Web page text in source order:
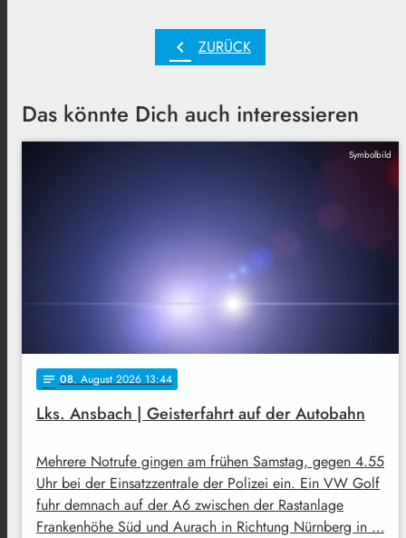
chevron_left ZURÜCK
Das könnte Dich auch interessieren
Symbolbild
notes 08. August 2026 13:44
Lks. Ansbach | Geisterfahrt auf der Autobahn
Mehrere Notrufe gingen am frühen Samstag, gegen 4.55
Uhr bei der Einsatzzentrale der Polizei ein. Ein VW Golf
fuhr demnach auf der A6 zwischen der Rastanlage
Frankenhöhe Süd und Aurach in Richtung Nürnberg in …